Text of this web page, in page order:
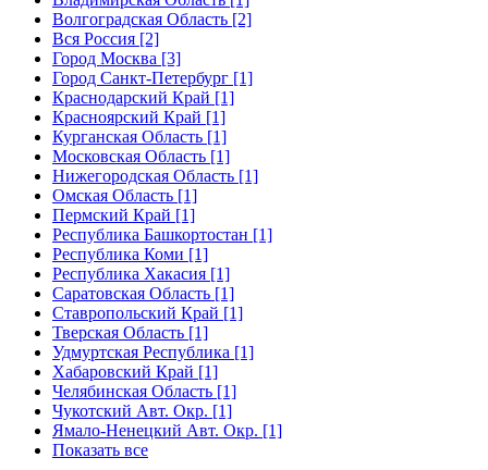
Волгоградская Область [2]
Вся Россия [2]
Город Москва [3]
Город Санкт-Петербург [1]
Краснодарский Край [1]
Красноярский Край [1]
Курганская Область [1]
Московская Область [1]
Нижегородская Область [1]
Омская Область [1]
Пермский Край [1]
Республика Башкортостан [1]
Республика Коми [1]
Республика Хакасия [1]
Саратовская Область [1]
Ставропольский Край [1]
Тверская Область [1]
Удмуртская Республика [1]
Хабаровский Край [1]
Челябинская Область [1]
Чукотский Авт. Окр. [1]
Ямало-Ненецкий Авт. Окр. [1]
Показать все